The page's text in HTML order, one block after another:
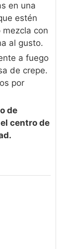
en una
estén
mezcla con
al gusto.
a fuego
de crepe.
por
de
centro de